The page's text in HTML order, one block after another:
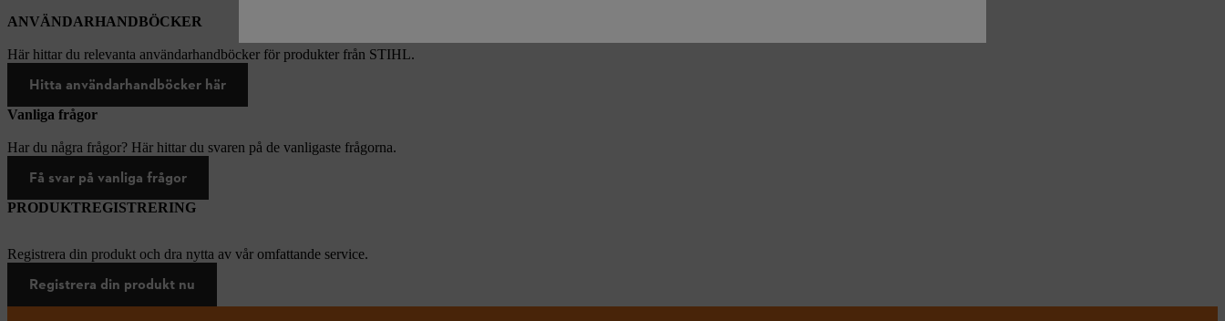
ANVÄNDARHANDBÖCKER
Här hittar du relevanta användarhandböcker för produkter från STIHL.
Hitta användarhandböcker här
Vanliga frågor
Har du några frågor? Här hittar du svaren på de vanligaste frågorna.
Få svar på vanliga frågor
PRODUKTREGISTRERING
Registrera din produkt och dra nytta av vår omfattande service.
Registrera din produkt nu